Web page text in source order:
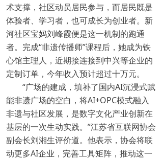
术支撑，社区动员居民参与，而居民既是
体验者、学习者，也可成长为创业者。新
河社区宝妈刘峰霞便是这一机制的跑通
者。完成“非遗传播师”课程后，她成为铁
心馆主理人，近期接连接到中兴等企业的
定制订单，今年收入预计超过十万元。
“广场的建成，填补了国内AI沉浸式赋
能非遗广场的空白，将AI+OPC模式融入
非遗与社区发展，是数字文化产业创新在
基层的一次生动实践。”江苏省互联网协会
副会长刘湘生评价道。他表示，协会将联
动更多AI企业，完善工具矩阵，推动这一